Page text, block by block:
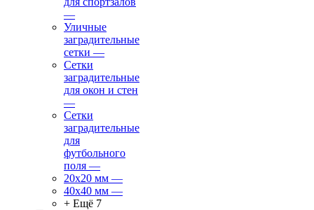
—
Уличные
заградительные
сетки —
Сетки
заградительные
для окон и стен
—
Сетки
заградительные
для
футбольного
поля —
20х20 мм —
40х40 мм —
+ Ещё 7